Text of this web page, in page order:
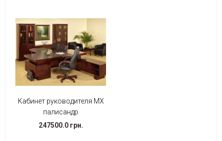
Кабинет руководителя МХ
палисандр
247500.0 грн.